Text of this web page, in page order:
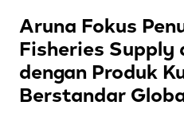
Aruna Fokus
Fisheries Supply
dengan Produk
Berstandar